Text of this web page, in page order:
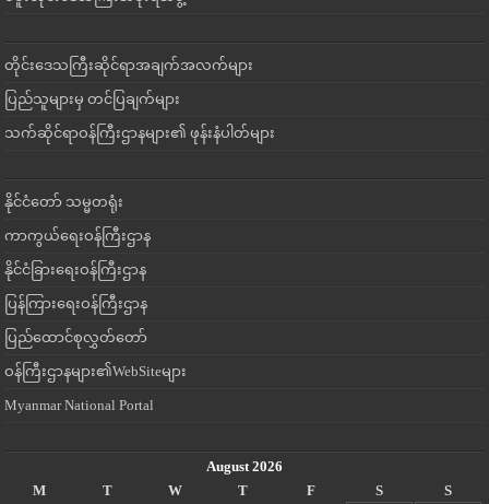
တိုင်းဒေသကြီးဆိုင်ရာအချက်အလက်များ
ပြည်သူများမှ တင်ပြချက်များ
သက်ဆိုင်ရာဝန်ကြီးဌာနများ၏ ဖုန်းနံပါတ်များ
နိုင်ငံတော် သမ္မတရုံး
ကာကွယ်ရေးဝန်ကြီးဌာန
နိုင်ငံခြားရေးဝန်ကြီးဌာန
ပြန်ကြားရေးဝန်ကြီးဌာန
ပြည်ထောင်စုလွှတ်တော်
ဝန်ကြီးဌာနများ၏WebSiteများ
Myanmar National Portal
August 2026
M
T W T F S
S